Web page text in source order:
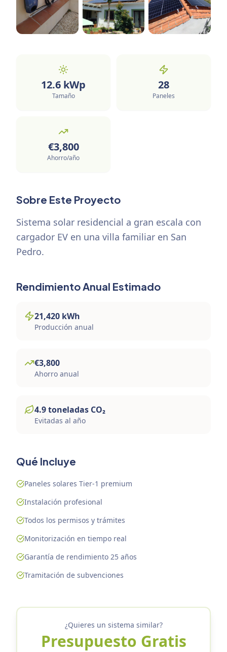
12.6 kWp
Tamaño
28
Paneles
€3,800
Ahorro/año
Sobre Este Proyecto
Sistema solar residencial a gran escala con
cargador EV en una villa familiar en San
Pedro.
Rendimiento Anual Estimado
21,420 kWh
Producción anual
€3,800
Ahorro anual
4.9toneladas CO₂
Evitadas al año
Qué Incluye
Paneles solares Tier-1 premium
Instalación profesional
Todos los permisos y trámites
Monitorización en tiempo real
Garantía de rendimiento 25 años
Tramitación de subvenciones
¿Quieres un sistema similar?
Presupuesto Gratis